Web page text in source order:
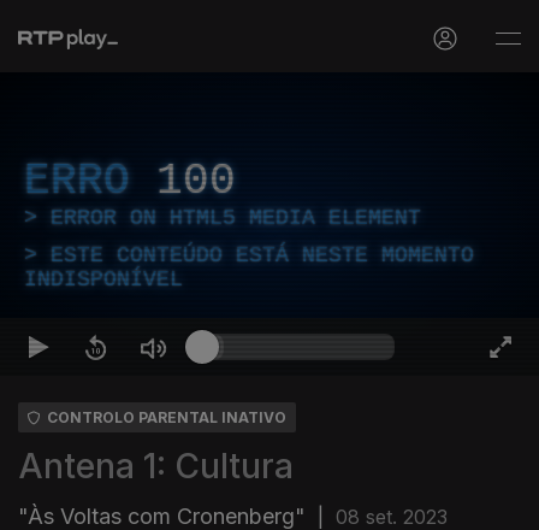
ERRO 100
ERROR ON HTML5 MEDIA ELEMENT
ESTE CONTEÚDO ESTÁ NESTE MOMENTO
INDISPONÍVEL
CONTROLO PARENTAL INATIVO
Antena 1: Cultura
"Às Voltas com Cronenberg" 08 set. 2023